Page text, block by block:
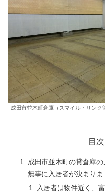
成田市並木町倉庫（スマイル・リンク
目次
成田市並木町の貸倉庫の
無事に入居者が決まりま
入居者は物件近く、